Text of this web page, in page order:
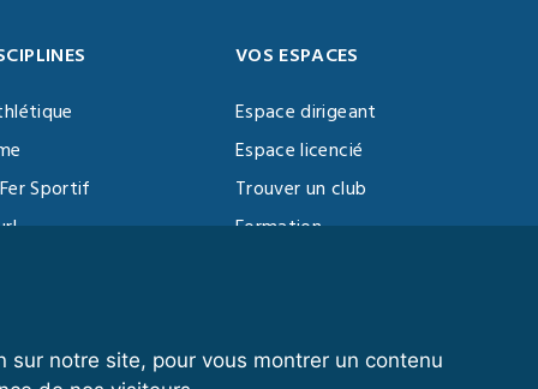
notre site, pour vous montrer un contenu
Sportif
VOS ESPACES
Espace dirigeant
Espace licencié
Trouver un club
Formation